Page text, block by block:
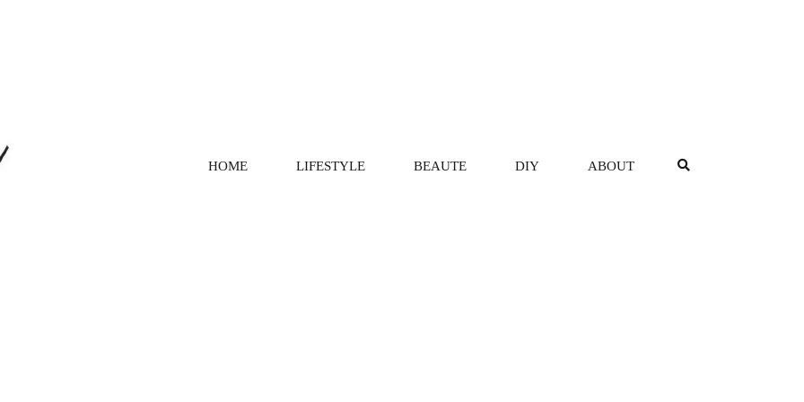
HOME LIFESTYLE BEAUTE DIY ABOUT